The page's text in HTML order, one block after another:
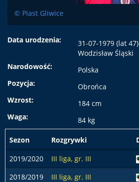
© Piast Gliwice
Data urodzenia:
31-07-1979 (lat 47)
Wodzisław Śląski
Narodowość:
Polska
Pozycja:
Obrońca
Wzrost:
184 cm
Waga:
84 kg
Sezon Rozgrywki
2019/2020
III liga, gr. III
2018/2019
III liga, gr. III